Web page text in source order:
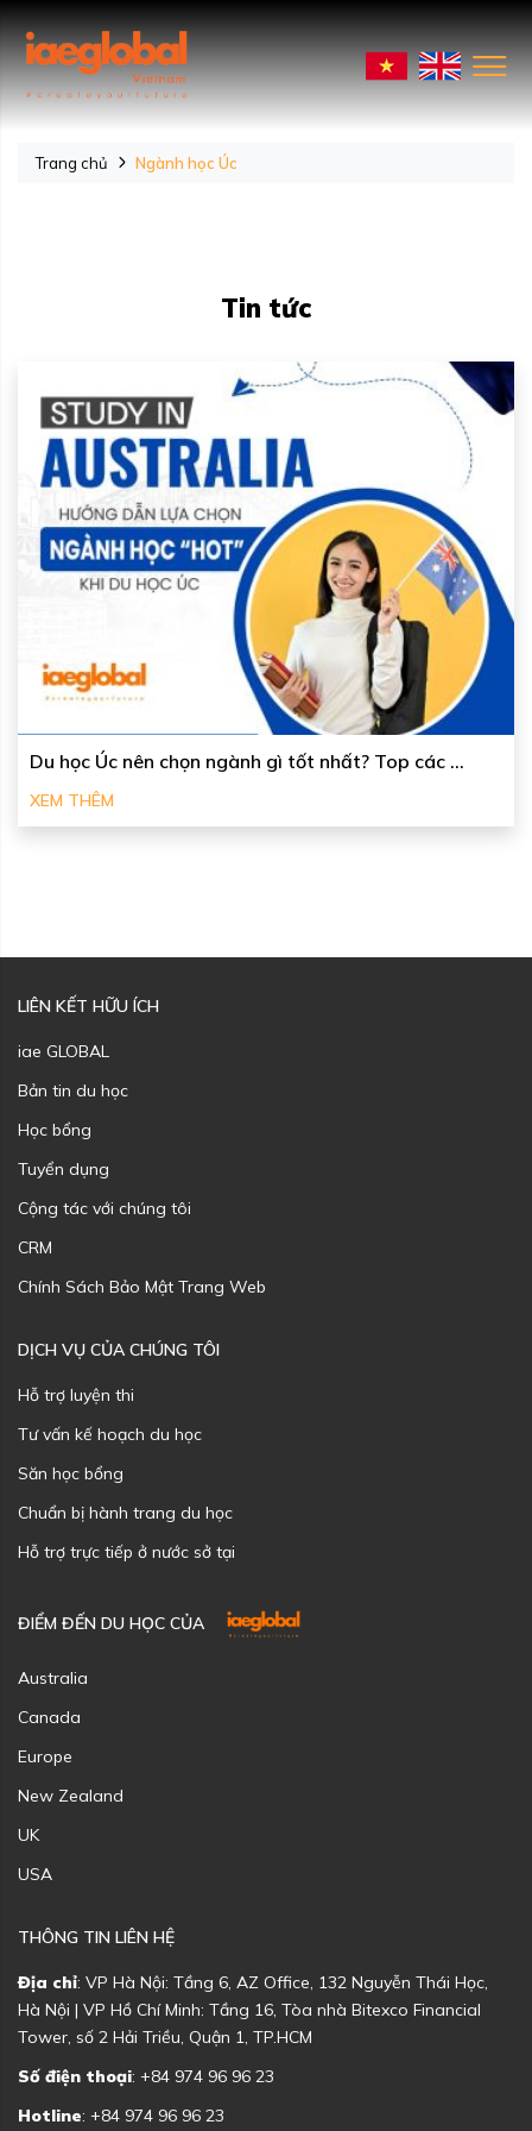
Trang chủ Ngành học Úc
Tin tức
Du học Úc nên chọn ngành gì tốt nhất? Top các ...
XEM THÊM
LIÊN KẾT HỮU ÍCH
iae GLOBAL
Bản tin du học
Học bổng
Tuyển dụng
Cộng tác với chúng tôi
CRM
Chính Sách Bảo Mật Trang Web
DỊCH VỤ CỦA CHÚNG TÔI
Hỗ trợ luyện thi
Tư vấn kế hoạch du học
Săn học bổng
Chuẩn bị hành trang du học
Hỗ trợ trực tiếp ở nước sở tại
ĐIỂM ĐẾN DU HỌC CỦA
Australia
Canada
Europe
New Zealand
UK
USA
THÔNG TIN LIÊN HỆ
Địa chỉ: VP Hà Nội: Tầng 6, AZ Office, 132 Nguyễn Thái Học,
Hà Nội | VP Hồ Chí Minh: Tầng 16, Tòa nhà Bitexco Financial
Tower, số 2 Hải Triều, Quận 1, TP.HCM
Số điện thoại: +84 974 96 96 23
Hotline: +84 974 96 96 23